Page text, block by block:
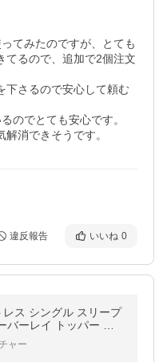
てみたのですが、とても
てるので、追加で2個注文
下さるので安心して頼む
のでとても安心です。
消できそうです。
違反報告 いいね 0
ス シングル スリープ
バーレイ トッパー 敷
具 睡眠 寝姿勢 体圧
パクト
ャー